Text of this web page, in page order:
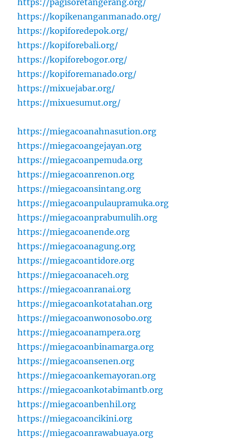
https://pagisoretangerang.org/
https://kopikenanganmanado.org/
https://kopiforedepok.org/
https://kopiforebali.org/
https://kopiforebogor.org/
https://kopiforemanado.org/
https://mixuejabar.org/
https://mixuesumut.org/
https://miegacoanahnasution.org
https://miegacoangejayan.org
https://miegacoanpemuda.org
https://miegacoanrenon.org
https://miegacoansintang.org
https://miegacoanpulaupramuka.org
https://miegacoanprabumulih.org
https://miegacoanende.org
https://miegacoanagung.org
https://miegacoantidore.org
https://miegacoanaceh.org
https://miegacoanranai.org
https://miegacoankotatahan.org
https://miegacoanwonosobo.org
https://miegacoanampera.org
https://miegacoanbinamarga.org
https://miegacoansenen.org
https://miegacoankemayoran.org
https://miegacoankotabimantb.org
https://miegacoanbenhil.org
https://miegacoancikini.org
https://miegacoanrawabuaya.org